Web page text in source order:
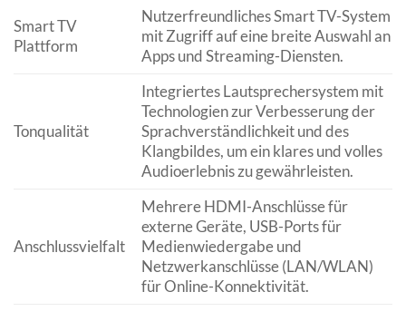
Smart TV
Plattform
Nutzerfreundliches Smart TV-System
mit Zugriff auf eine breite Auswahl an
Apps und Streaming-Diensten.
Tonqualität
Integriertes Lautsprechersystem mit
Technologien zur Verbesserung der
Sprachverständlichkeit und des
Klangbildes, um ein klares und volles
Audioerlebnis zu gewährleisten.
Anschlussvielfalt
Mehrere HDMI-Anschlüsse für
externe Geräte, USB-Ports für
Medienwiedergabe und
Netzwerkanschlüsse (LAN/WLAN)
für Online-Konnektivität.